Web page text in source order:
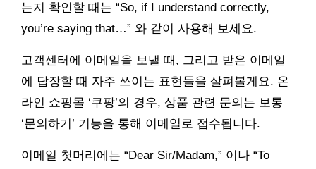
는지 확인할 때는 “So, if I understand correctly,
you’re saying that…” 와 같이 사용해 보세요.
고객센터에 이메일을 보낼 때, 그리고 받은 이메일
에 답장할 때 자주 쓰이는 표현들을 살펴볼게요. 온
라인 쇼핑몰 ‘쿠팡’의 경우, 상품 관련 문의는 보통
‘문의하기’ 기능을 통해 이메일로 접수됩니다.
이메일 첫머리에는 “Dear Sir/Madam,” 이나 “To